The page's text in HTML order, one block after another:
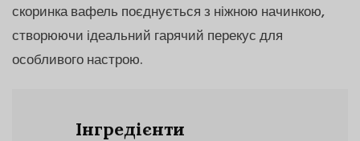
скоринка вафель поєднується з ніжною начинкою,
створюючи ідеальний гарячий перекус для
особливого настрою.
Інгредієнти